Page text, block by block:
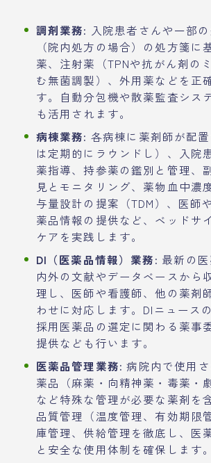
調剤業務: 入院患者さんや一部
（院内処方の場合）の処方箋に
薬、注射薬（TPNや抗がん剤の
む無菌調製）、外用薬などを正
す。自動分包機や散薬監査シス
も活用されます。
病棟業務: 各病棟に薬剤師が配
は定期的にラウンドし）、入院
薬指導、持参薬の鑑別と管理、
見とモニタリング、薬物血中濃
与量設計の提案（TDM）、医師
薬品情報の提供など、ベッドサ
ケアを実践します。
DI（医薬品情報）業務: 最新の
内外の文献やデータベースから
理し、医師や看護師、他の薬剤
わせに対応します。DIニュース
採用医薬品の選定に関わる薬事
提供なども行います。
医薬品管理業務: 病院内で使用
薬品（麻薬・向精神薬・毒薬・
など特殊な管理が必要な薬剤を
品質管理（温度管理、有効期限
庫管理、供給管理を徹底し、医
と安全な使用体制を確保します。